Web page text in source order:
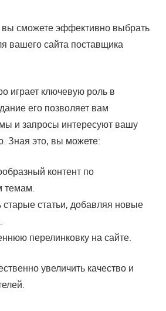
вы сможете эффективно выбрать
вашего сайта поставщика
играет ключевую роль в
его позволяет вам
и запросы интересуют вашу
Зная это, вы можете:
контент по
статьи, добавляя новые
перелинковку на сайте.
увеличить качество и